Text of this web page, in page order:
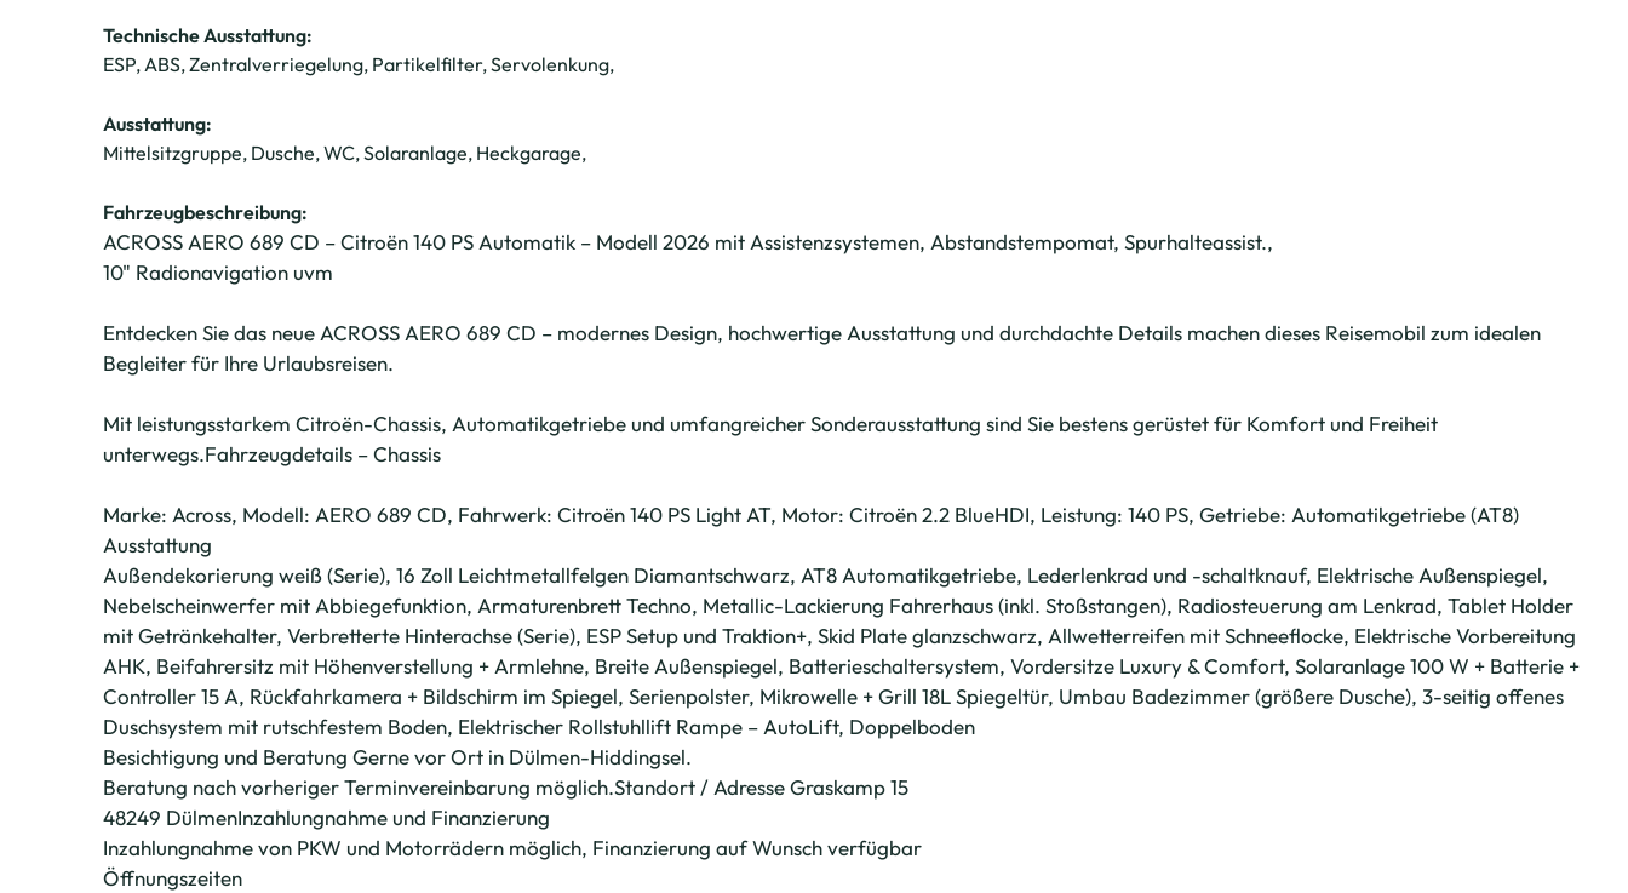
Technische Ausstattung:
ESP, ABS, Zentralverriegelung, Partikelfilter, Servolenkung,
Ausstattung:
Mittelsitzgruppe, Dusche, WC, Solaranlage, Heckgarage,
Fahrzeugbeschreibung:
ACROSS AERO 689 CD – Citroën 140 PS Automatik – Modell 2026 mit Assistenzsystemen, Abstandstempomat, Spurhalteassist.,
10" Radionavigation uvm
Entdecken Sie das neue ACROSS AERO 689 CD – modernes Design, hochwertige Ausstattung und durchdachte Details machen dieses Reisemobil zum idealen
Begleiter für Ihre Urlaubsreisen.
Mit leistungsstarkem Citroën-Chassis, Automatikgetriebe und umfangreicher Sonderausstattung sind Sie bestens gerüstet für Komfort und Freiheit
unterwegs.Fahrzeugdetails – Chassis
Marke: Across, Modell: AERO 689 CD, Fahrwerk: Citroën 140 PS Light AT, Motor: Citroën 2.2 BlueHDI, Leistung: 140 PS, Getriebe: Automatikgetriebe (AT8)
Ausstattung
Außendekorierung weiß (Serie), 16 Zoll Leichtmetallfelgen Diamantschwarz, AT8 Automatikgetriebe, Lederlenkrad und -schaltknauf, Elektrische Außenspiegel,
Nebelscheinwerfer mit Abbiegefunktion, Armaturenbrett Techno, Metallic-Lackierung Fahrerhaus (inkl. Stoßstangen), Radiosteuerung am Lenkrad, Tablet Holder
mit Getränkehalter, Verbretterte Hinterachse (Serie), ESP Setup und Traktion+, Skid Plate glanzschwarz, Allwetterreifen mit Schneeflocke, Elektrische Vorbereitung
AHK, Beifahrersitz mit Höhenverstellung + Armlehne, Breite Außenspiegel, Batterieschaltersystem, Vordersitze Luxury & Comfort, Solaranlage 100 W + Batterie +
Controller 15 A, Rückfahrkamera + Bildschirm im Spiegel, Serienpolster, Mikrowelle + Grill 18L Spiegeltür, Umbau Badezimmer (größere Dusche), 3-seitig offenes
Duschsystem mit rutschfestem Boden, Elektrischer Rollstuhllift Rampe – AutoLift, Doppelboden
Besichtigung und Beratung Gerne vor Ort in Dülmen-Hiddingsel.
Beratung nach vorheriger Terminvereinbarung möglich.Standort / Adresse Graskamp 15
48249 DülmenInzahlungnahme und Finanzierung
Inzahlungnahme von PKW und Motorrädern möglich, Finanzierung auf Wunsch verfügbar
Öffnungszeiten